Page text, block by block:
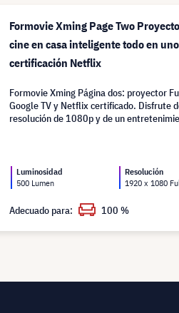
Formovie Xming Page Two
cine en casa inteligente todo en
certificación Netflix
Formovie Xming Página dos: proyector
Google TV y Netflix certificado. Disfrute
resolución de 1080p y de un
Luminosidad
500 Lumen
Resolución
1920 x 1080
Adecuado para: 100 %